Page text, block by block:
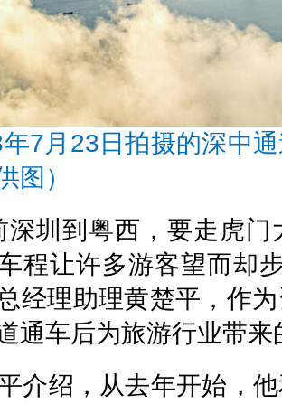
7月23日拍摄的深中
图）
深圳到粤西，要走虎
程让许多游客望而却
经理助理黄楚平，作
通车后为旅游行业带来
介绍，从去年开始，